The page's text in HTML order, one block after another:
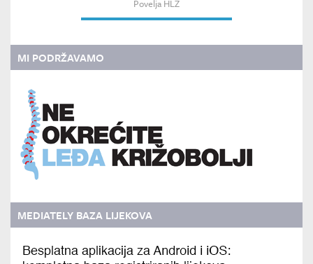
Povelja HLZ
MI PODRŽAVAMO
MEDIATELY BAZA LIJEKOVA